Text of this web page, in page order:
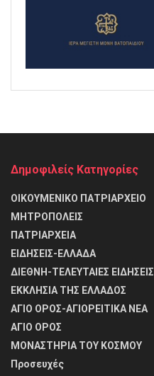
Δημοφιλείς Κατηγορίες
ΟΙΚΟΥΜΕΝΙΚΟ ΠΑΤΡΙΑΡΧΕΙΟ
ΜΗΤΡΟΠΟΛΕΙΣ
ΠΑΤΡΙΑΡΧΕΙΑ
ΕΙΔΗΣΕΙΣ-ΕΛΛΑΔΑ
ΔΙΕΘΝΗ-ΤΕΛΕΥΤΑΙΕΣ ΕΙΔΗΣΕΙΣ
ΕΚΚΛΗΣΙΑ ΤΗΣ ΕΛΛΑΔΟΣ
ΑΓΙΟ ΟΡΟΣ-ΑΓΙΟΡΕΙΤΙΚΑ ΝΕΑ
ΑΓΙΟ ΟΡΟΣ
ΜΟΝΑΣΤΗΡΙΑ ΤΟΥ ΚΟΣΜΟΥ
Προσευχές